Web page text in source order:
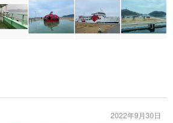
2022年9月30日